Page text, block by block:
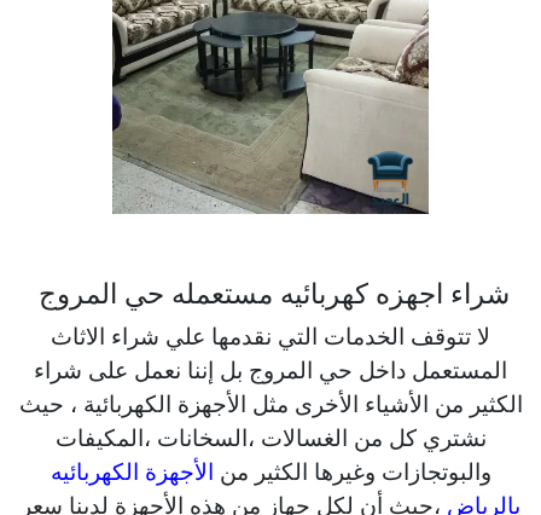
شراء اجهزه كهربائيه مستعمله حي المروج
لا تتوقف الخدمات التي نقدمها علي شراء الاثاث
المستعمل داخل حي المروج بل إننا نعمل على شراء
الكثير من الأشياء الأخرى مثل الأجهزة الكهربائية ، حيث
نشتري كل من الغسالات ،السخانات ،المكيفات
والبوتجازات وغيرها الكثير من الأجهزة الكهربائيه
بالرياض ،حيث أن لكل جهاز من هذه الأجهزة لدينا سعر